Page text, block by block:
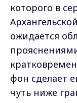
которого в
ожидается
фон сделает
чуть ниже